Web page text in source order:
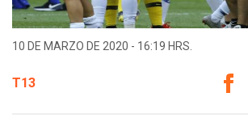
10 DE MARZO DE 2020 - 16:19 HRS.
T13